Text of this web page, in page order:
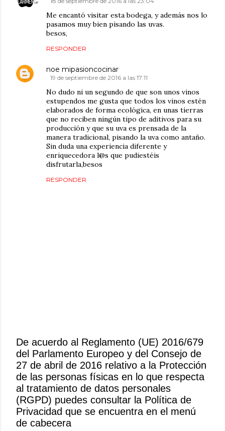
Me encantó visitar esta bodega, y además nos lo
pasamos muy bien pisando las uvas.
besos,
RESPONDER
noe mipasioncocinar
19 de septiembre de 2016 a las 17:11
No dudo ni un segundo de que son unos vinos
estupendos me gusta que todos los vinos estén
elaborados de forma ecológica, en unas tierras
que no reciben ningún tipo de aditivos para su
producción y que su uva es prensada de la
manera tradicional, pisando la uva como antaño.
Sin duda una experiencia diferente y
enriquecedora l@s que pudiestéis
disfrutarla,besos
RESPONDER
P
u
b
l
i
c
a
De acuerdo al Reglamento (UE) 2016/679
del Parlamento Europeo y del Consejo de
27 de abril de 2016 relativo a la Protección
de las personas físicas en lo que respecta
al tratamiento de datos personales
(RGPD) puedes consultar la Política de
Privacidad que se encuentra en el menú
de cabecera